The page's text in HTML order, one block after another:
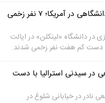
تیراندازی در دانشگاهی در آمریکا؛ ۷ نفر زخمی
در دانشگاه «لینکلن» در ایالت
دست کم هفت نفر زخمی شدند.
در سیدنی استرالیا با دست
نادر در خیابانی شلوغ در